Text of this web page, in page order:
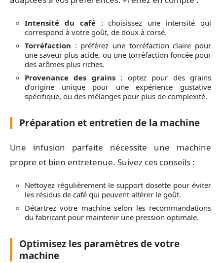
Intensité du café: choisissez une intensité qui
correspond à votre goût, de doux à corsé.
Torréfaction : préférez une torréfaction claire pour
une saveur plus acide, ou une torréfaction foncée pour
des arômes plus riches.
Provenance des grains: optez pour des grains
d’origine unique pour une expérience gustative
spécifique, ou des mélanges pour plus de complexité.
Préparation et entretien de la machine
Une infusion parfaite nécessite une machine
propre et bien entretenue. Suivez ces conseils :
Nettoyez régulièrement le support dosette pour éviter
les résidus de café qui peuvent altérer le goût.
Détartrez votre machine selon les recommandations
du fabricant pour maintenir une pression optimale.
Optimisez les paramètres de votre
machine